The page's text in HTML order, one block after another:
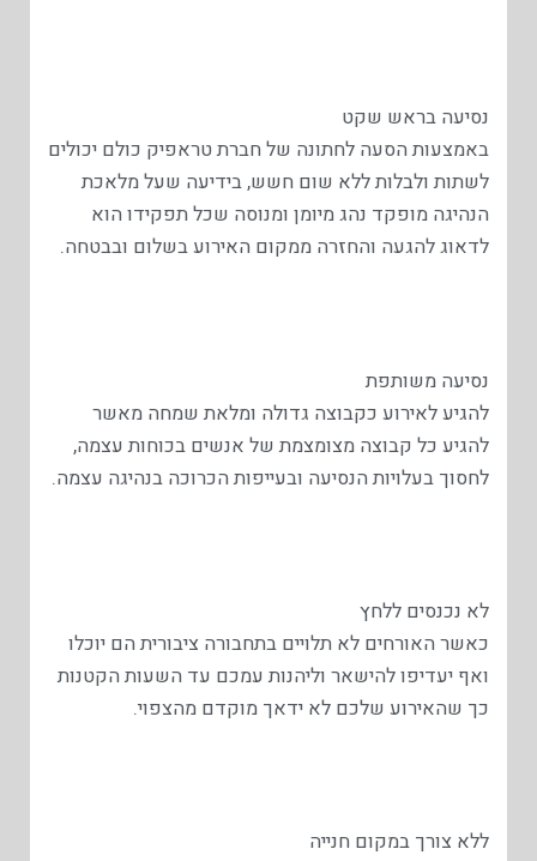
נסיעה בראש שקט
באמצעות הסעה לחתונה של חברת טראפיק כולם יכולים
לשתות ולבלות ללא שום חשש, בידיעה שעל מלאכת
הנהיגה מופקד נהג מיומן ומנוסה שכל תפקידו הוא
לדאוג להגעה והחזרה ממקום האירוע בשלום ובבטחה.
נסיעה משותפת
להגיע לאירוע כקבוצה גדולה ומלאת שמחה מאשר
להגיע כל קבוצה מצומצמת של אנשים בכוחות עצמה,
לחסוך בעלויות הנסיעה ובעייפות הכרוכה בנהיגה עצמה.
לא נכנסים ללחץ
כאשר האורחים לא תלויים בתחבורה ציבורית הם יוכלו
ואף יעדיפו להישאר וליהנות עמכם עד השעות הקטנות
כך שהאירוע שלכם לא ידאך מוקדם מהצפוי.
ללא צורך במקום חנייה